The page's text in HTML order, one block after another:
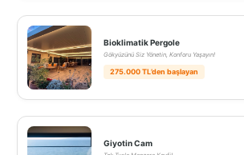
Bioklimatik Pergole
Gökyüzünü Siz Yönetin, Konforu Yaşayın!
275.000 TL’den başlayan
Giyotin Cam